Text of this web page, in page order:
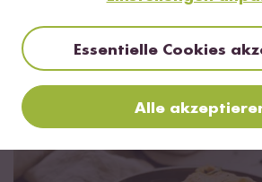
Essentielle Cookies
Alle